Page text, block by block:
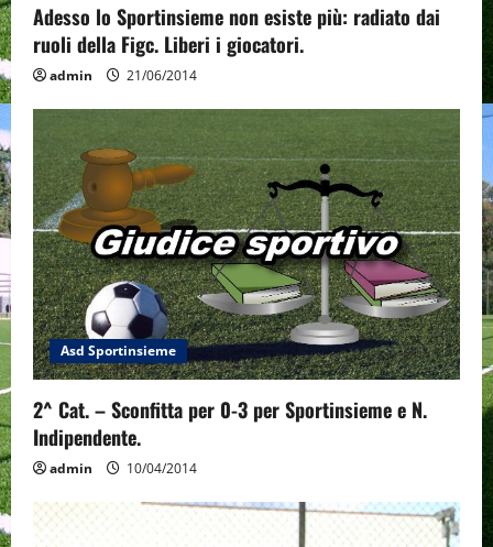
Adesso lo Sportinsieme non esiste più: radiato dai
ruoli della Figc. Liberi i giocatori.
admin 21/06/2014
Asd Sportinsieme
2^ Cat. – Sconfitta per 0-3 per Sportinsieme e N.
Indipendente.
admin 10/04/2014